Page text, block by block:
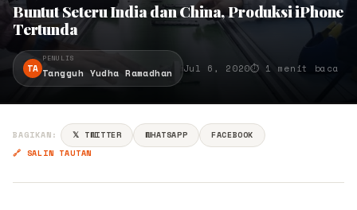
Buntut Seteru India dan China, Produksi iPhone
Tertunda
TA
PENULIS
Tangguh Yudha Ramadhan Jul 6, 2020⏱ 1 menit baca
BAGIKAN: 𝕏 TWITTER WHATSAPP
FACEBOOK
🔗 SALIN TAUTAN